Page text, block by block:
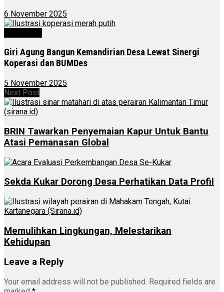
6 November 2025
Giri Agung Bangun Kemandirian Desa Lewat Sinergi
Koperasi dan BUMDes
5 November 2025
Next Post
BRIN Tawarkan Penyemaian Kapur Untuk Bantu
Atasi Pemanasan Global
Sekda Kukar Dorong Desa Perhatikan Data Profil
Memulihkan Lingkungan, Melestarikan
Kehidupan
Leave a Reply
Your email address will not be published. Required fields are